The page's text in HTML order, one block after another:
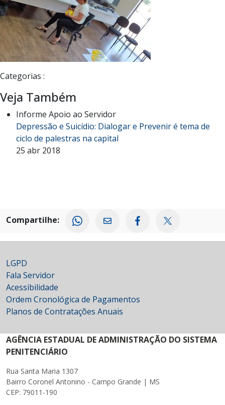
Categorias :
Veja Também
Informe Apoio ao Servidor
Depressão e Suicídio: Dialogar e Prevenir é tema de
ciclo de palestras na capital
25 abr 2018
Compartilhe:
LGPD
Fala Servidor
Acessibilidade
Ordem Cronológica de Pagamentos
Planos de Contratações Anuais
AGÊNCIA ESTADUAL DE ADMINISTRAÇÃO DO SISTEMA
PENITENCIÁRIO
Rua Santa Maria 1307
Bairro Coronel Antonino - Campo Grande | MS
CEP: 79011-190